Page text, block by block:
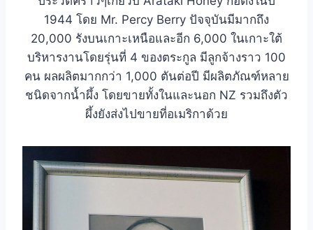
1944 โดย Mr. Percy Berry ปัจจุบันมีมากถึง
20,000 รังบนเกาะเหนือและอีก 6,000 ในเกาะใต้
บริหารงานโดยรุ่นที่ 4 ของตระกูล มีลูกจ้างราว 100
คน ผลผลิตมากกว่า 1,000 ตันต่อปี มีผลิตภัณฑ์หลาย
ชนิดจากน้ำผึ้ง โดยขายทั้งในและนอก NZ รวมถึงตัว
ผึ้งยังส่งไปขายที่อเมริกาด้วย